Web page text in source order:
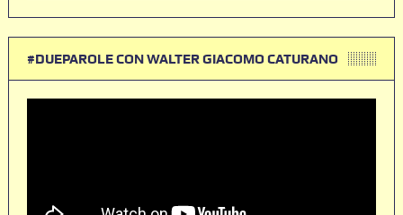
#DUEPAROLE CON WALTER GIACOMO CATURANO